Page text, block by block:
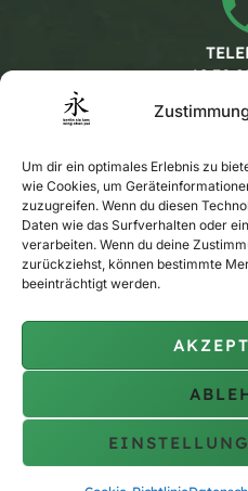
Um dir ein optimales Erlebnis zu
wie Cookies, um
zuzugreifen. Wenn du diesen
Daten wie das Surfverhalten oder
verarbeiten. Wenn du deine
zurückziehst, können bestimmte
beeinträchtigt werden.
+49 30
MONTAG
PRIVAT-